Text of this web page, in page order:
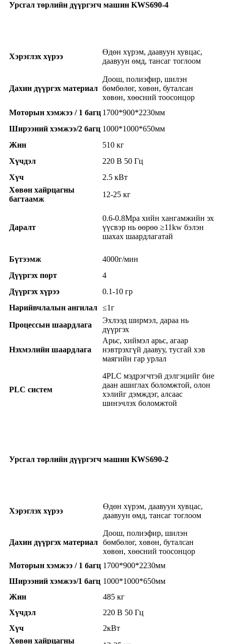
Урсгал төрлийн дүүргэгч машин KWS690-4
Хэрэглэх хүрээ
Өдөн хүрэм, даавуун хувцас,
даавуун өмд, тансаг тоглоом
Дахин дүүргэх материал
Доош, полиэфир, шилэн
бөмбөлөг, хөвөн, буталсан
хөвөн, хөөсний тоосонцор
Моторын хэмжээ / 1 багц 1700*900*2230мм
Ширээний хэмжээ/2 багц 1000*1000*650мм
Жин
510 кг
Хүчдэл
220 В 50 Гц
Хүч
2.5 кВт
Хөвөн хайрцагны
багтаамж
12-25 кг
Даралт
0.6-0.8Mpa хийн хангамжийн эх
үүсвэр нь өөрөө ≥11kw бэлэн
шахах шаардлагатай
Бүтээмж
4000г/мин
Дүүргэх порт
4
Дүүргэх хүрээ
0.1-10 гр
Нарийвчлалын ангилал ≤1г
Процессын шаардлага
Эхлээд ширмэл, дараа нь
дүүргэх
Нэхмэлийн шаардлага
Арьс, хиймэл арьс, агаар
нэвтрэхгүй даавуу, тусгай хэв
маягийн гар урлал
PLC систем
4PLC мэдрэгчтэй дэлгэцийг бие
даан ашиглах боломжтой, олон
хэлийг дэмждэг, алсаас
шинэчлэх боломжтой
Урсгал төрлийн дүүргэгч машин KWS690-2
Хэрэглэх хүрээ
Өдөн хүрэм, даавуун хувцас,
даавуун өмд, тансаг тоглоом
Дахин дүүргэх материал
Доош, полиэфир, шилэн
бөмбөлөг, хөвөн, буталсан
хөвөн, хөөсний тоосонцор
Моторын хэмжээ / 1 багц 1700*900*2230мм
Ширээний хэмжээ/1 багц 1000*1000*650мм
Жин
485 кг
Хүчдэл
220 В 50 Гц
Хүч
2кВт
Хөвөн хайрцагны